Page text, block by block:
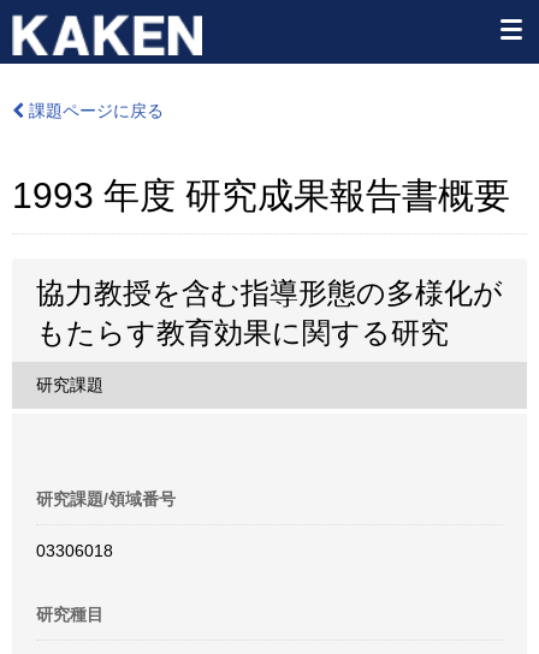
課題ページに戻る
1993 年度 研究成果報告書概要
協力教授を含む指導形態の多様化が
もたらす教育効果に関する研究
研究課題
研究課題/領域番号
03306018
研究種目